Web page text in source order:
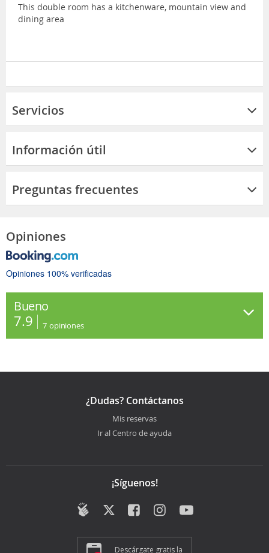
This double room has a kitchenware, mountain view and
dining area
Servicios
Información útil
Preguntas frecuentes
Opiniones
Opiniones 100% verificadas
Bueno
7.9 7 opiniones
¿Dudas? Contáctanos
Mis reservas
Ir al Centro de ayuda
¡Síguenos!
Descárgate gratis la